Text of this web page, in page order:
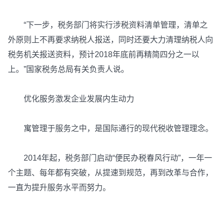
“下一步，税务部门将实行涉税资料清单管理，清单之
外原则上不再要求纳税人报送，同时还要大力清理纳税人向
税务机关报送资料，预计2018年底前再精简四分之一以
上。”国家税务总局有关负责人说。
优化服务激发企业发展内生动力
寓管理于服务之中，是国际通行的现代税收管理理念。
2014年起，税务部门启动“便民办税春风行动”，一年一
个主题、每年都有突破，从提速到规范，再到改革与合作，
一直为提升服务水平而努力。